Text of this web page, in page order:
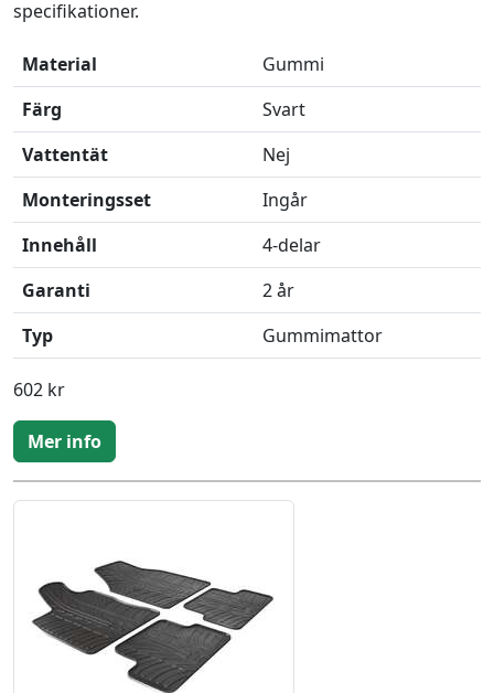
specifikationer.
Material
Gummi
Färg
Svart
Vattentät
Nej
Monteringsset
Ingår
Innehåll
4-delar
Garanti
2 år
Typ
Gummimattor
602 kr
Mer info